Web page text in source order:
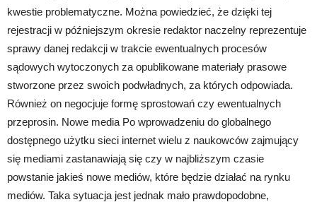
kwestie problematyczne. Można powiedzieć, że dzięki tej
rejestracji w późniejszym okresie redaktor naczelny reprezentuje
sprawy danej redakcji w trakcie ewentualnych procesów
sądowych wytoczonych za opublikowane materiały prasowe
stworzone przez swoich podwładnych, za których odpowiada.
Również on negocjuje formę sprostowań czy ewentualnych
przeprosin. Nowe media Po wprowadzeniu do globalnego
dostępnego użytku sieci internet wielu z naukowców zajmujący
się mediami zastanawiają się czy w najbliższym czasie
powstanie jakieś nowe mediów, które będzie działać na rynku
mediów. Taka sytuacja jest jednak mało prawdopodobne,